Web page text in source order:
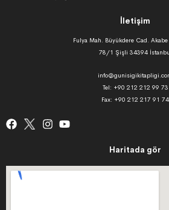
İletişim
Fulya Mah. Büyükdere Cad.
78/1 Şişli 34394
Tel: +90 212 212 99 73
Fax: +90 212 217 91 74
Haritada gör